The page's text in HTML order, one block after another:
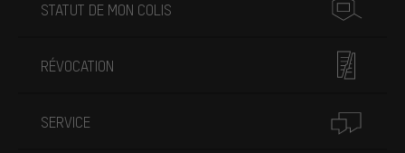
STATUT DE MON COLIS
RÉVOCATION
SERVICE